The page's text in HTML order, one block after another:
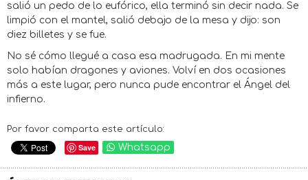
salió un pedo de lo eufórico, ella terminó sin decir nada. Se
limpió con el mantel, salió debajo de la mesa y dijo: son
diez billetes y se fue.
No sé cómo llegué a casa esa madrugada. En mi mente
solo habían dragones y aviones. Volví en dos ocasiones
más a este lugar, pero nunca pude encontrar el Ángel del
infierno.
Por favor comparta este artículo:
Save Whatsapp